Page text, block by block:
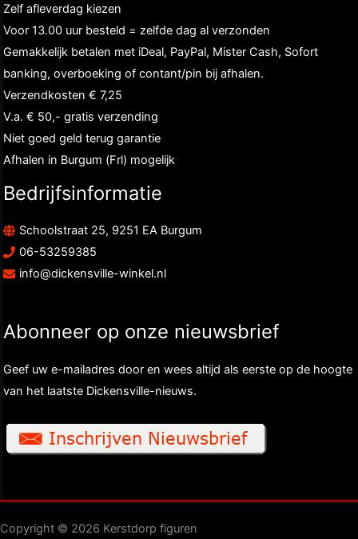
Zelf afleverdag kiezen
Voor 13.00 uur besteld = zelfde dag al verzonden
Gemakkelijk betalen met iDeal, PayPal, Mister Cash, Sofort
banking, overboeking of contant/pin bij afhalen.
Verzendkosten € 7,25
V.a. € 50,- gratis verzending
Niet goed geld terug garantie
Afhalen in Burgum (Frl) mogelijk
Bedrijfsinformatie
Schoolstraat 25, 9251 EA Burgum
06-53259385
info@dickensville-winkel.nl
Abonneer op onze nieuwsbrief
Geef uw e-mailadres door en wees altijd als eerste op de hoogte
van het laatste Dickensville-nieuws.
Copyright © 2026 Kerstdorp figuren